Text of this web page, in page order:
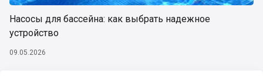
Насосы для бассейна: как выбрать надежное
устройство
09.05.2026